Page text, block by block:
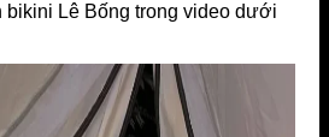
bikini Lê Bống trong video dưới